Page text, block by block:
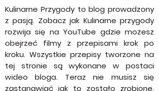
Kulinarne Przygody to blog prowadzony
z pasją. Zobacz jak Kulinarne przygody
rozwija się na YouTube gdzie możesz
obejrzeć filmy z przepisami krok po
kroku. Wszystkie przepisy tworzone na
tej stronie są wykonane w postaci